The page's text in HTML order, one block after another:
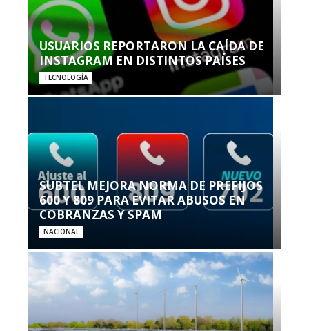
USUARIOS REPORTARON LA CAÍDA DE
INSTAGRAM EN DISTINTOS PAÍSES
TECNOLOGÍA
SUBTEL MEJORA NORMA DE PREFIJOS
600 Y 809 PARA EVITAR ABUSOS EN
COBRANZAS Y SPAM
NACIONAL